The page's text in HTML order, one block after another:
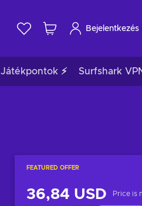
Bejelentkezés
Játékpontok ⚡ Surfshark
FEATURED OFFER
36,84 USD Price is